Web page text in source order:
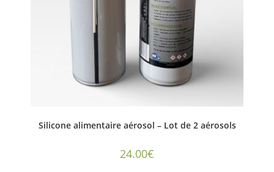
Silicone alimentaire aérosol – Lot de 2 aérosols
24.00€